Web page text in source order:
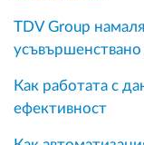
TDV Group
усъвършенствано
Как работата с
ефективност